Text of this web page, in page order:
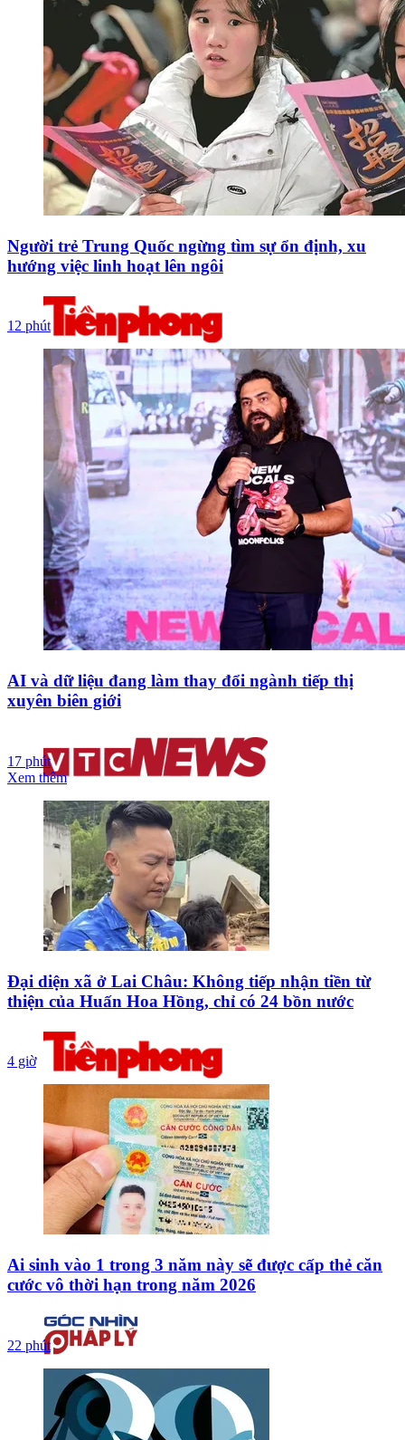
Người trẻ Trung Quốc ngừng tìm sự ổn định, xu
hướng việc linh hoạt lên ngôi
12 phút
AI và dữ liệu đang làm thay đổi ngành tiếp thị
xuyên biên giới
17 phút
Xem thêm
Đại diện xã ở Lai Châu: Không tiếp nhận tiền từ
thiện của Huấn Hoa Hồng, chỉ có 24 bồn nước
4 giờ
Ai sinh vào 1 trong 3 năm này sẽ được cấp thẻ căn
cước vô thời hạn trong năm 2026
22 phút